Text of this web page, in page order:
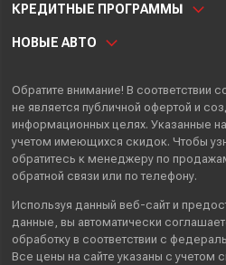
КРЕДИТНЫЕ ПРОГРАММЫ
НОВЫЕ АВТО
Обратите внимание! В соответствии
не является публичной офертой и
информационных целях. Указанные
учетом имеющихся скидок. Чтобы
обратитесь к менеджеру по
обратной связи или по телефону.
Используя данный веб-сайт и
данные , вы автоматически
обработку в соответствии с
Все цены на сайте указаны с учетом